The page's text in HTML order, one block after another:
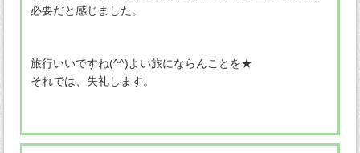
必要だと感じました。
旅行いいですね(^^)よい旅にならんことを★
それでは、失礼します。